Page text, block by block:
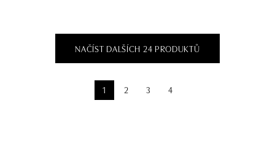
NAČÍST DALŠÍCH 24 PRODUKTŮ
1 2 3 4